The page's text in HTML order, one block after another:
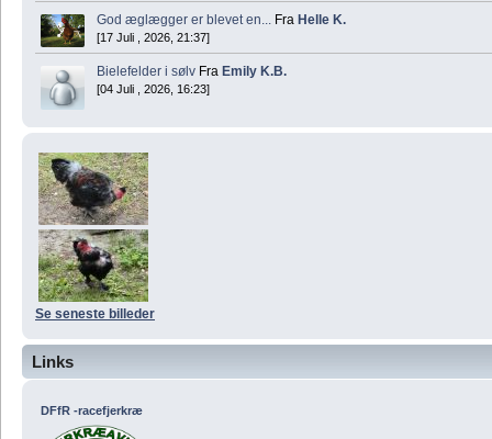
God æglægger er blevet en... Fra Helle K.
[17 Juli , 2026, 21:37]
Bielefelder i sølv Fra Emily K.B.
[04 Juli , 2026, 16:23]
Se seneste billeder
Links
DFfR -racefjerkræ